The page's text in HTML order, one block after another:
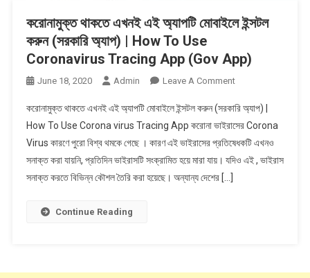
করোনামুক্ত থাকতে এখনই এই অ্যাপটি মোবাইলে ইন্সটল
করুন (সরকারি অ্যাপ) | How To Use
Coronavirus Tracing App (Gov App)
June 18, 2020 Admin Leave A CommentOn
থাকতে
এখনই
এই
অ্যাপটি
How
করোনামুক্ত থাকতে এখনই এই অ্যাপটি মোবাইলে ইন্সটল করুন (সরকারি অ্যাপ) |
How To Use Corona virus Tracing App করোনা ভাইরাসের Corona
Virus কারণে পুরো বিশ্ব থমকে গেছে । কারণ এই ভাইরাসের প্রতিষেধকটি এখনও
সনাক্ত করা যায়নি, প্রতিদিন ভাইরাসটি সংক্রামিত হয়ে মারা যায়। যদিও এই , ভাইরাস
সনাক্ত করতে বিভিন্ন কৌশল তৈরি করা হয়েছে। অন্যান্য দেশের […]
Continue Reading